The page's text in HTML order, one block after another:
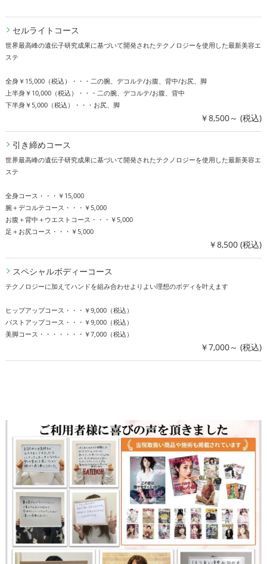
セルライトコース
世界最高峰の遺伝子研究成果に基づいて開発されたテクノロジーを使用した最新美容エ
ステ
全身￥15,000（税込）・・・二の腕、デコルテ/お腹、背中/お尻、脚
上半身￥10,000（税込）・・・二の腕、デコルテ/お腹、背中
下半身￥5,000（税込）・・・お尻、脚
￥8,500～ (税込)
引き締めコース
世界最高峰の遺伝子研究成果に基づいて開発されたテクノロジーを使用した最新美容エ
ステ
全身コース・・・￥15,000
腕＋デコルテコース・・・￥5,000
お腹＋背中＋ウエストコース・・・￥5,000
足＋お尻コース・・・￥5,000
￥8,500 (税込)
スペシャルボディーコース
テクノロジーに加えてハンドを組み合わせよりよい理想のボディを叶えます
ヒップアップコース・・・￥9,000（税込）
バストアップコース・・・￥9,000（税込）
美脚コース・・・・・・・￥7,000（税込）
￥7,000～ (税込)